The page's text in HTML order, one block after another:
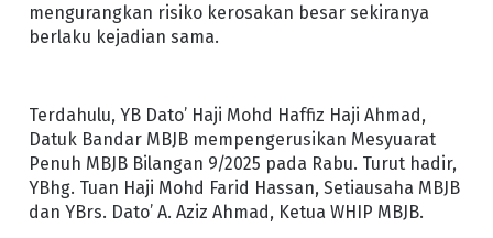
mengurangkan risiko kerosakan besar sekiranya
berlaku kejadian sama.
Terdahulu, YB Dato’ Haji Mohd Haffiz Haji Ahmad,
Datuk Bandar MBJB mempengerusikan Mesyuarat
Penuh MBJB Bilangan 9/2025 pada Rabu. Turut hadir,
YBhg. Tuan Haji Mohd Farid Hassan, Setiausaha MBJB
dan YBrs. Dato’ A. Aziz Ahmad, Ketua WHIP MBJB.